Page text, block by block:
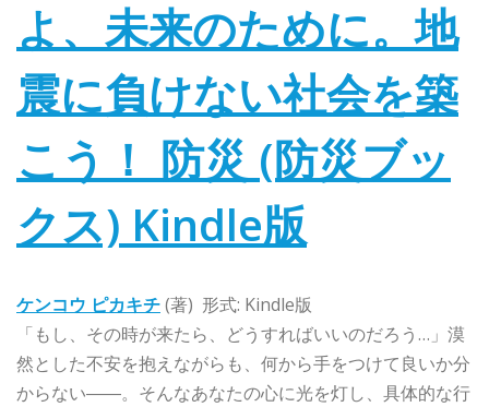
よ、未来のために。地
震に負けない社会を築
こう！ 防災 (防災ブッ
クス) Kindle版
ケンコウ ピカキチ(著) 形式: Kindle版
「もし、その時が来たら、どうすればいいのだろう…」漠
然とした不安を抱えながらも、何から手をつけて良いか分
からない――。そんなあなたの心に光を灯し、具体的な行